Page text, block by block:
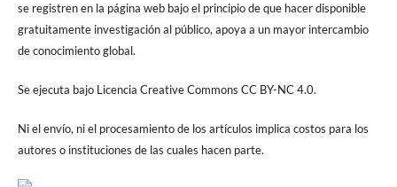
se registren en la página web bajo el principio de que hacer disponible
gratuitamente investigación al público, apoya a un mayor intercambio
de conocimiento global.
Se ejecuta bajo Licencia Creative Commons CC BY-NC 4.0.
Ni el envío, ni el procesamiento de los artículos implica costos para los
autores o instituciones de las cuales hacen parte.